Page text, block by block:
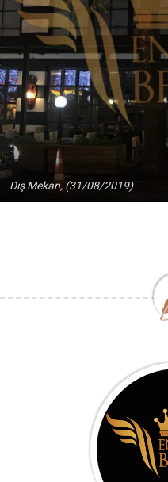
Dış Mekan, (31/08/2019)